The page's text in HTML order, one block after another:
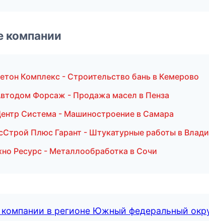
компании
Комплекс - Строительство бань в Кемерово
Форсаж - Продажа масел в Пенза
Система - Машиностроение в Самара
Плюс Гарант - Штукатурные работы в
Ресурс - Металлообработка в Сочи
компании в регионе Южный федеральный